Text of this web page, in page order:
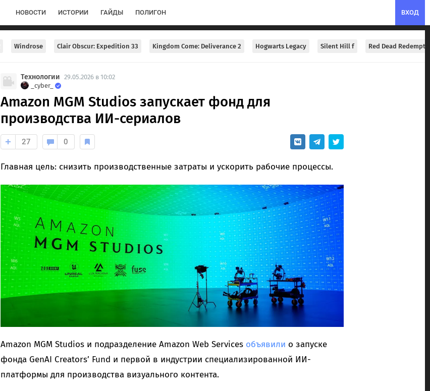
ВХОД
НОВОСТИ ИСТОРИИ ГАЙДЫ ПОЛИГОН
Windrose Clair Obscur: Expedition 33 Kingdom Come: Deliverance 2 Hogwarts Legacy Silent Hill f Red Dead
Технологии 29.05.2026 в 10:02
_cyber_
Amazon MGM Studios запускает фонд для
производства ИИ-сериалов
27 0
Главная цель: снизить производственные затраты и ускорить рабочие процессы.
Amazon MGM Studios и подразделение Amazon Web Services объявили о запуске
фонда GenAI Creators’ Fund и первой в индустрии специализированной ИИ-
платформы для производства визуального контента.